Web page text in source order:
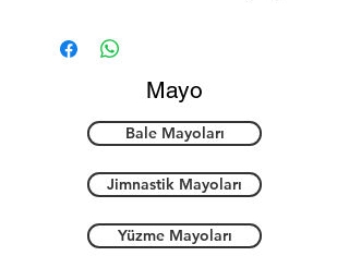
Mayo
Bale Mayoları
Jimnastik Mayoları
Yüzme Mayoları